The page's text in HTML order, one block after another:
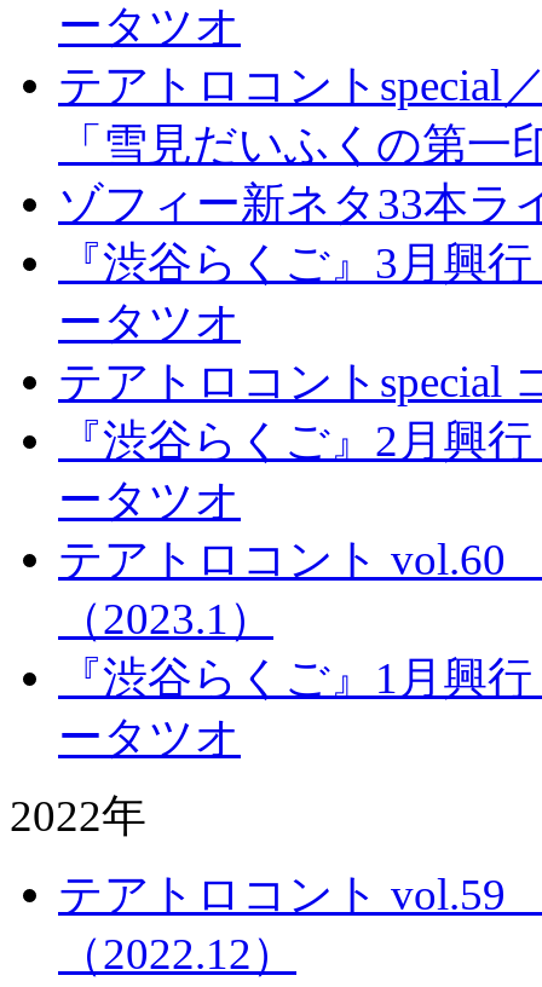
ータツオ
テアトロコントspecial
「雪見だいふくの第一
ゾフィー新ネタ33本ラ
『渋谷らくご』3月興
ータツオ
テアトロコントspecial
『渋谷らくご』2月興
ータツオ
テアトロコント
（2023.1）
『渋谷らくご』1月興
ータツオ
2022年
テアトロコント
（2022.12）